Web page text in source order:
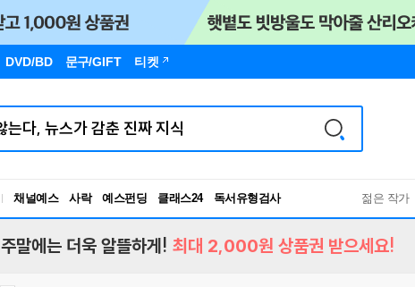
DVD/BD 문구/GIFT 티켓
채널예스 사락 예스펀딩 클래스24
RBTI Lab
독서유형검사
젊은 작가
주말에는 더욱 알뜰하게! 최대 2,000원 상품권 받으세요!